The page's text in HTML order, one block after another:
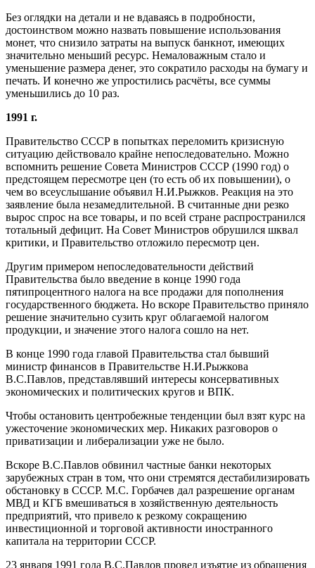
Без оглядки на детали и не вдаваясь в подробности,
достоинством можно назвать повышение использования
монет, что снизило затраты на выпуск банкнот, имеющих
значительно меньший ресурс. Немаловажным стало и
уменьшение размера денег, это сократило расходы на бумагу и
печать. И конечно же упростились расчёты, все суммы
уменьшились до 10 раз.
1991 г.
Правительство СССР в попытках переломить кризисную
ситуацию действовало крайне непоследовательно. Можно
вспомнить решение Совета Министров СССР (1990 год) о
предстоящем пересмотре цен (то есть об их повышении), о
чем во всеуслышание объявил Н.И.Рыжков. Реакция на это
заявление была незамедлительной. В считанные дни резко
вырос спрос на все товары, и по всей стране распространился
тотальный дефицит. На Совет Министров обрушился шквал
критики, и Правительство отложило пересмотр цен.
Другим примером непоследовательности действий
Правительства было введение в конце 1990 года
пятипроцентного налога на все продажи для пополнения
государственного бюджета. Но вскоре Правительство приняло
решение значительно сузить круг облагаемой налогом
продукции, и значение этого налога сошло на нет.
В конце 1990 года главой Правительства стал бывший
министр финансов в Правительстве Н.И.Рыжкова
В.С.Павлов, представлявший интересы консервативных
экономических и политических кругов и ВПК.
Чтобы остановить центробежные тенденции был взят курс на
ужесточение экономических мер. Никаких разговоров о
приватизации и либерализации уже не было.
Вскоре В.С.Павлов обвинил частные банки некоторых
зарубежных стран в том, что они стремятся дестабилизировать
обстановку в СССР. М.С. Горбачев дал разрешение органам
МВД и КГБ вмешиваться в хозяйственную деятельность
предприятий, что привело к резкому сокращению
инвестиционной и торговой активности иностранного
капитала на территории СССР.
23 января 1991 года В.С.Павлов провел изъятие из обращения